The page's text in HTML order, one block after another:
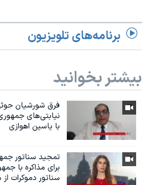
برنامه‌های تلویزیون
بیشتر بخوانید
فرق شورشیان
نیابتی‌های
با یاسین اهوازی
تمجید سناتور
برای مذاکره با
سناتور دموکرات